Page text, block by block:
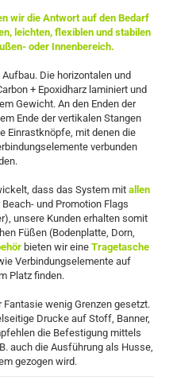
wir die Antwort auf den Bedarf
leichten, flexiblen und stabilen
oder Innenbereich.
Die horizontalen und
+ Epoxidharz laminiert und
Gewicht. An den Enden der
Ende der vertikalen Stangen
Einrastknöpfe, mit denen die
verbunden
dass das System mit allen
und Promotion Flags
unsere Kunden erhalten somit
Füßen (Bodenplatte, Dorn,
bieten wir eine Tragetasche
Verbindungselemente auf
Platz finden.
wenig Grenzen gesetzt.
Drucke auf Stoff, Banner,
die Befestigung mittels
auch die Ausführung als Husse,
gezogen wird.